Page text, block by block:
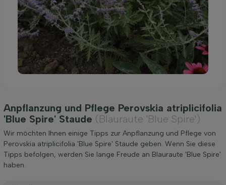
Anpflanzung und Pflege Perovskia atriplicifolia
'Blue Spire' Staude (Blauraute 'Blue Spire')
Wir möchten Ihnen einige Tipps zur Anpflanzung und Pflege von
Perovskia atriplicifolia 'Blue Spire' Staude geben. Wenn Sie diese
Tipps befolgen, werden Sie lange Freude an Blauraute 'Blue Spire'
haben.